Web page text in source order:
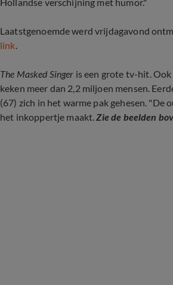
Laatstgenoemde werd vrijdagavond
link.
The Masked Singer is een grote tv-hit.
keken meer dan 2,2 miljoen mensen.
(67) zich in het warme pak gehesen. "De
het inkoppertje maakt.Zie de beelden